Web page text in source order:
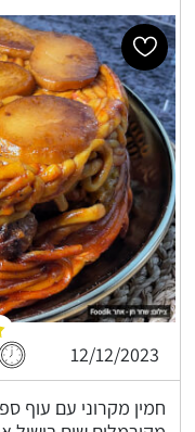
12/12/2023
חמין מקרוני עם עוף